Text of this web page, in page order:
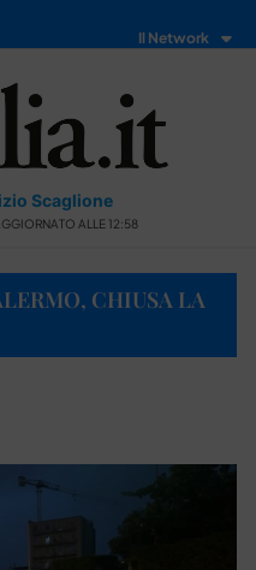
Il Network
Scaglione
ALLE 12:58
CHIUSA LA